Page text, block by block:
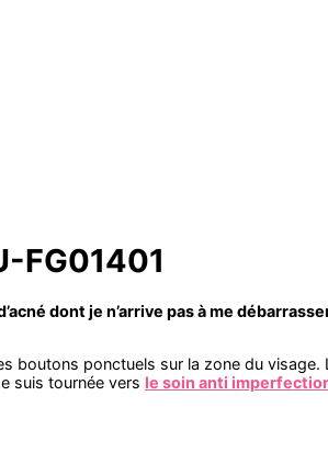
FG01401
dont je n’arrive pas à me
boutons ponctuels sur la zone du
suis tournée vers le soin anti